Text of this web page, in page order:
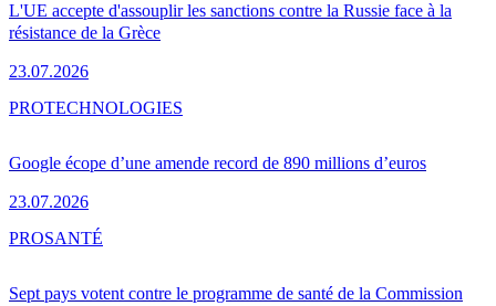
L'UE accepte d'assouplir les sanctions contre la Russie face à la
résistance de la Grèce
23.07.2026
Google écope d’une amende record de 890 millions d’euros
23.07.2026
PROTECHNOLOGIES
Sept pays votent contre le programme de santé de la Commission
PROSANTÉ